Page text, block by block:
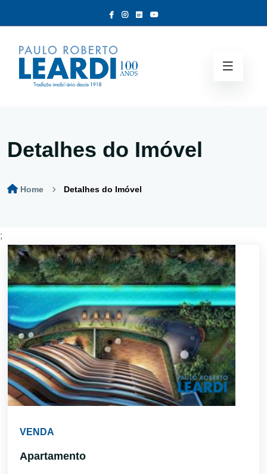
Detalhes do Imóvel
Home Detalhes do Imóvel
;
VENDA
Apartamento